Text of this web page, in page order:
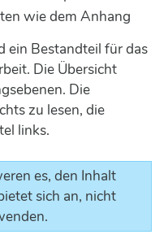
wie dem Anhang
ein Bestandteil für das
Die Übersicht
Die
zu lesen, die
links.
es, den Inhalt
sich an, nicht